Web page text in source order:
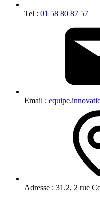
Tel : 01 58 80 87 57
Email :
Adresse : 31.2, 2 rue